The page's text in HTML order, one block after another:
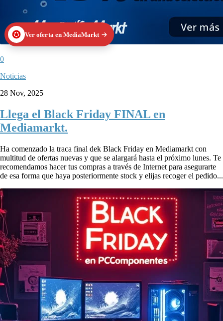
Ver oferta en MediaMarkt
0
Noticias
28 Nov, 2025
Llega el Black Friday FINAL en
Mediamarkt.
Ha comenzado la traca final dek Black Friday en Mediamarkt con
multitud de ofertas nuevas y que se alargará hasta el próximo lunes. Te
recomendamos hacer tus compras a través de Internet para asegurarte
de esa forma que haya posteriormente stock y elijas recoger el pedido...